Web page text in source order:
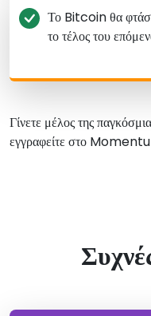
Το Bitcoin θα
το τέλος του
Γίνετε μέλος της
εγγραφείτε στο